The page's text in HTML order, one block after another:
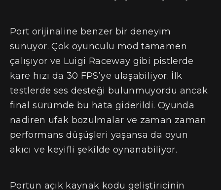
Port orijinaline benzer bir deneyim
sunuyor. Çok oyunculu mod tamamen
çalışıyor ve Luigi Raceway gibi pistlerde
kare hızı da 30 FPS’ye ulaşabiliyor. İlk
testlerde ses desteği bulunmuyordu ancak
final sürümde bu hata giderildi. Oyunda
nadiren ufak bozulmalar ve zaman zaman
performans düşüşleri yaşansa da oyun
akıcı ve keyifli şekilde oynanabiliyor.
Portun açık kaynak kodu geliştiricinin